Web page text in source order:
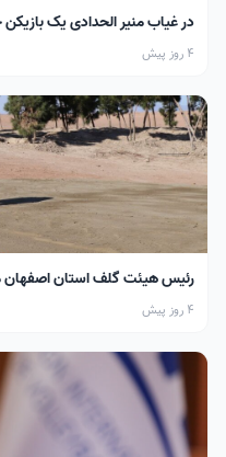
در غیاب منیر الحدادی یک
4 روز پیش
رئیس هیئت گلف استان
4 روز پیش